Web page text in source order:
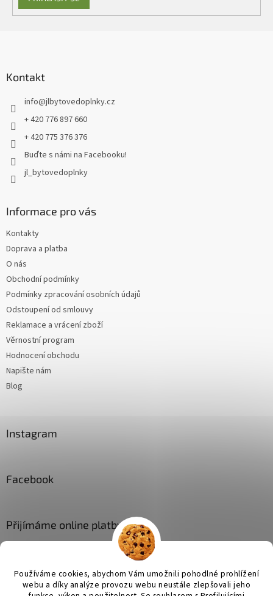
Používáme cookies, abychom Vám umožnili pohodlné prohlížení
webu a díky analýze provozu webu neustále zlepšovali jeho
Kontakt
info@jlbytovedoplnky.cz
+ 420 776 897 660
+ 420 775 376 376
Buďte s námi na Facebooku!
jl_bytovedoplnky
Informace pro vás
Kontakty
Doprava a platba
O nás
Obchodní podmínky
Podmínky zpracování osobních údajů
Odstoupení od smlouvy
Reklamace a vrácení zboží
Věrnostní program
Hodnocení obchodu
Napište nám
Blog
Instagram
Facebook
Přijímáme online platby